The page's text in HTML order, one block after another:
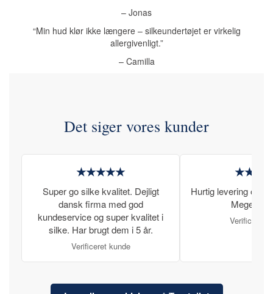
– Jonas
“Min hud klør ikke længere – silkeundertøjet er virkelig
allergivenligt.”
– Camilla
Det siger vores kunder
★★★★★
Super go silke kvalitet. Dejligt
dansk firma med god
kundeservice og super kvalitet i
silke. Har brugt dem i 5 år.
Verificeret kunde
Hurtig levering og
Meget
Verificeret